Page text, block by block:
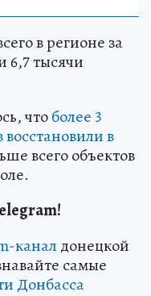
в регионе за
6,7 тысячи
чтоболее 3
в
всего объектов
канал донецкой
самые
Донбасса